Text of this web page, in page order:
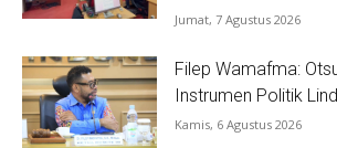
Jumat, 7 Agustus 2026
Filep Wamafma:
Instrumen Politik
Kamis, 6 Agustus 2026